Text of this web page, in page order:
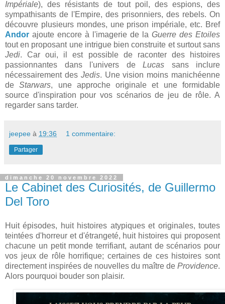
Impériale), des résistants de tout poil, des espions, des
sympathisants de l'Empire, des prisonniers, des rebels. On
découvre plusieurs mondes, une prison impériale, etc. Bref
Andor ajoute encore à l'imagerie de la Guerre des Etoiles
tout en proposant une intrigue bien construite et surtout sans
Jedi. Car oui, il est possible de raconter des histoires
passionnantes dans l'univers de Lucas sans inclure
nécessairement des Jedis. Une vision moins manichéenne
deStarwars, une approche originale et une formidable
source d'inspiration pour vos scénarios de jeu de rôle. A
regarder sans tarder.
jeepee à 19:36 1 commentaire:
Partager
dimanche 20 novembre 2022
Le Cabinet des Curiosités, de Guillermo
Del Toro
Huit épisodes, huit histoires atypiques et originales, toutes
teintées d'horreur et d'étrangeté, huit histoires qui proposent
chacune un petit monde terrifiant, autant de scénarios pour
vos jeux de rôle horrifique; certaines de ces histoires sont
directement inspirées de nouvelles du maître de Providence.
Alors pourquoi bouder son plaisir.